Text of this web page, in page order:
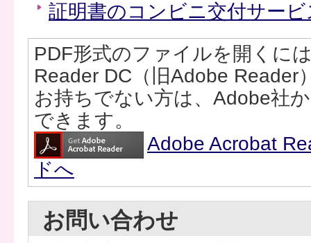
証明書のコンビニ交付サービ
PDF形式のファイルを開くに
Reader DC（旧Adobe Reader
お持ちでない方は、Adobe社
できます。
Adobe Acrobat
ドへ
お問い合わせ